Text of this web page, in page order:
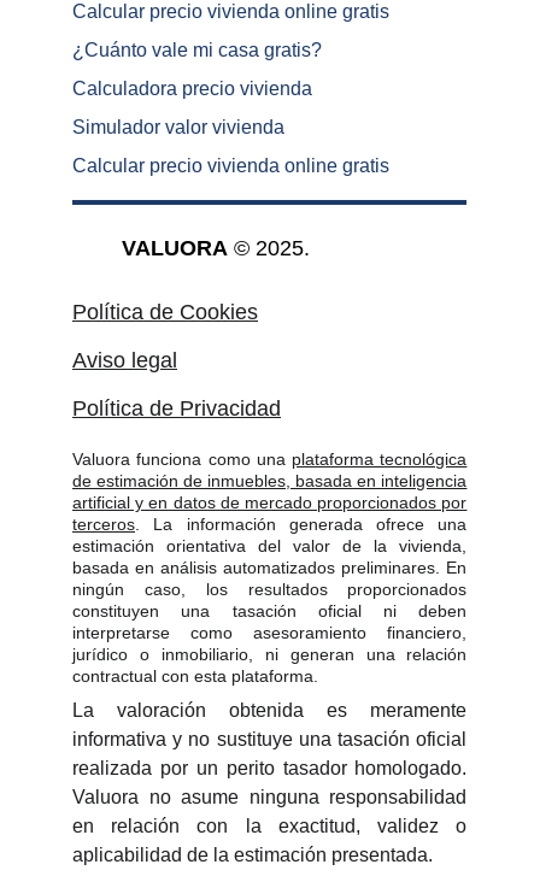
Valuora funciona como una plataforma tecnológica
de estimación de inmuebles, basada en inteligencia
artificial y en datos de mercado proporcionados por
terceros . La información generada ofrece una
estimación orientativa del valor de la vivienda,
basada en análisis automatizados preliminares. En
ningún caso, los resultados proporcionados
constituyen una tasación oficial ni deben
interpretarse como asesoramiento financiero,
jurídico o inmobiliario, ni generan una relación
contractual con esta plataforma.
La valoración obtenida es meramente
informativa y no sustituye una tasación oficial
realizada por un perito tasador homologado.
Valuora no asume ninguna responsabilidad
en relación con la exactitud, validez o
aplicabilidad de la estimación presentada.
VALUORA © 2025.
Aviso legal
Política de Privacidad
Política de Cookies
Calcular precio vivienda online gratis
¿ Cuánto vale mi casa gratis?
Calculadora precio vivienda
Simulador valor vivienda
Calcular precio vivienda online gratis